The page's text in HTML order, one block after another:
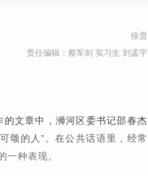
徐贲
责任编辑：蔡军剑 实习生 刘孟宇
文章中，浉河区委书记邵春杰
颂的人”。在公共话语里，经常
种表现。